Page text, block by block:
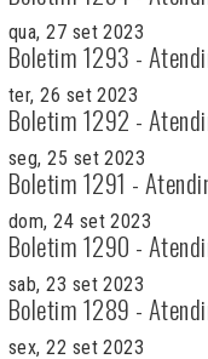
qua, 27 set 2023
Boletim 1293 -
ter, 26 set 2023
Boletim 1292 -
seg, 25 set 2023
Boletim 1291 -
dom, 24 set 2023
Boletim 1290 -
sab, 23 set 2023
Boletim 1289 -
sex, 22 set 2023